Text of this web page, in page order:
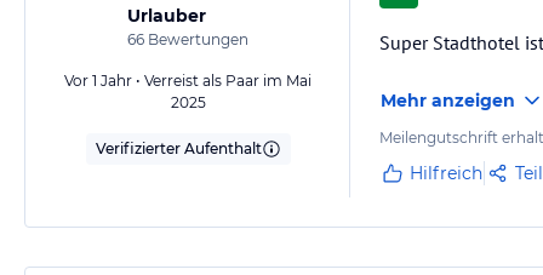
Urlauber
66 Bewertungen
Vor 1 Jahr • Verreist als Paar im Mai
2025
Verifizierter Aufenthalt
Super Stadthotel
Mehr anzeigen
Meilengutschrift
Hilfreich